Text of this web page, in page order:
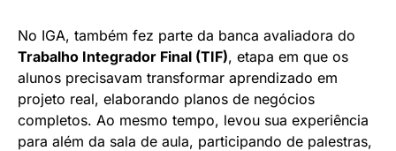
No IGA, também fez parte da banca avaliadora do
Trabalho Integrador Final (TIF), etapa em que os
alunos precisavam transformar aprendizado em
projeto real, elaborando planos de negócios
completos. Ao mesmo tempo, levou sua experiência
para além da sala de aula, participando de palestras,